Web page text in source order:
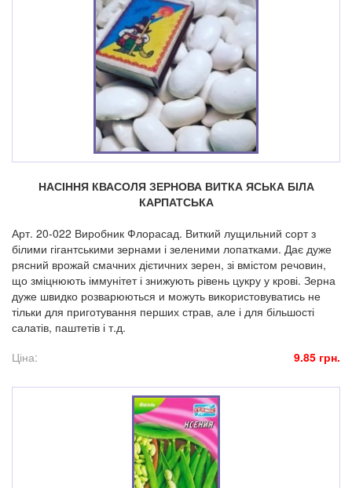
НАСІННЯ КВАСОЛЯ ЗЕРНОВА ВИТКА ЯСЬКА БІЛА
КАРПАТСЬКА
Арт. 20-022 Виробник Флорасад. Виткий лущильний сорт з
білими гігантськими зернами і зеленими лопатками. Дає дуже
рясний врожай смачних дієтичних зерен, зі вмістом речовин,
що зміцнюють іммунітет і знижують рівень цукру у крові. Зерна
дуже швидко розварюються и можуть використовуватись не
тільки для приготування перших страв, але і для більшості
салатів, паштетів і т.д.
Ціна:
9.85 грн.